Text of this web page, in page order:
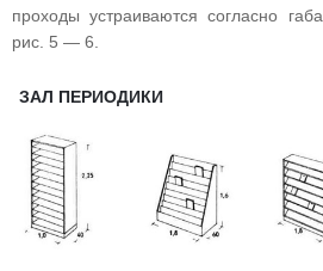
проходы устраиваются согласно
рис. 5 — 6.
ЗАЛ ПЕРИОДИКИ